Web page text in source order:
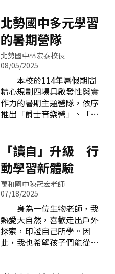
巧地翻飛體能與技巧的自我
考驗跳出同學間的
習成效。營隊不僅著重於語
言知識的學習，還注重讓學
生在實際情境中透過體驗活
動，增進他們的語言運用能
力。 本次英語夏令營邀
請本校南非籍LULU老師及中
師MONA老師設計精彩課
程，營隊針對不同年齡階段
的學生設計了豐富多樣的活
動內容，旨在透過互動和實
含英語歌曲律動，讓學生在
輕鬆愉快的氛圍中學習英
語，透
一棟建築，更是一個文化再
生、教育實踐與族群共學的
核心場域。 和平國中獲
得教育部國教署補助兩百萬
元，攜手大甲溪沿岸部落耆
老與青年，以傳統工法重建
泰雅家屋。在113年9月23日
開工動土祈福典禮上，高齡
90歲的古樹枝耆老以母語祈
福，敬告祖靈，願文化得以
過程轉化為教材與課程，結
合工法紀錄與師生參與，讓
教育貼近土地與生命。 開工
動土祈福典禮由古樹枝耆老
主持二、家屋設計：從土地
長出的學習場域 這座家
屋，是泰雅族人記憶中的
根。從材料選擇到建構方
式，每一個細節皆蘊含自然
生態的尊重與傳統精神的延
北勢國中多元學習
的暑期營隊
北勢國中林宏泰校長
08/05/2025
本校於114年暑假期間
精心規劃四場具啟發性與實
作力的暑期主題營隊，依序
推出「爵士音樂營」、「食
化美食營」。本校秉持「三
好校園臻有品、雙語STEAM
躍國際、形優輔弱強學力、
多元智慧展長才」的辦學理
念，鼓勵學生暑假不停學，
透過夏日營隊活動拓展學習
視野與全球素養，營造豐富
而有意義的學習生活。一、
音樂打開學習序章 爵士節
奏點亮暑假 首先登場的
「讀自」升級 行
動學習新體驗
萬和國中陳冠宏老師
07/18/2025
身為一位生物老師，我
熱愛大自然，喜歡走出戶外
探索，印證自己所學。因
此，我也希望孩子們能從戶